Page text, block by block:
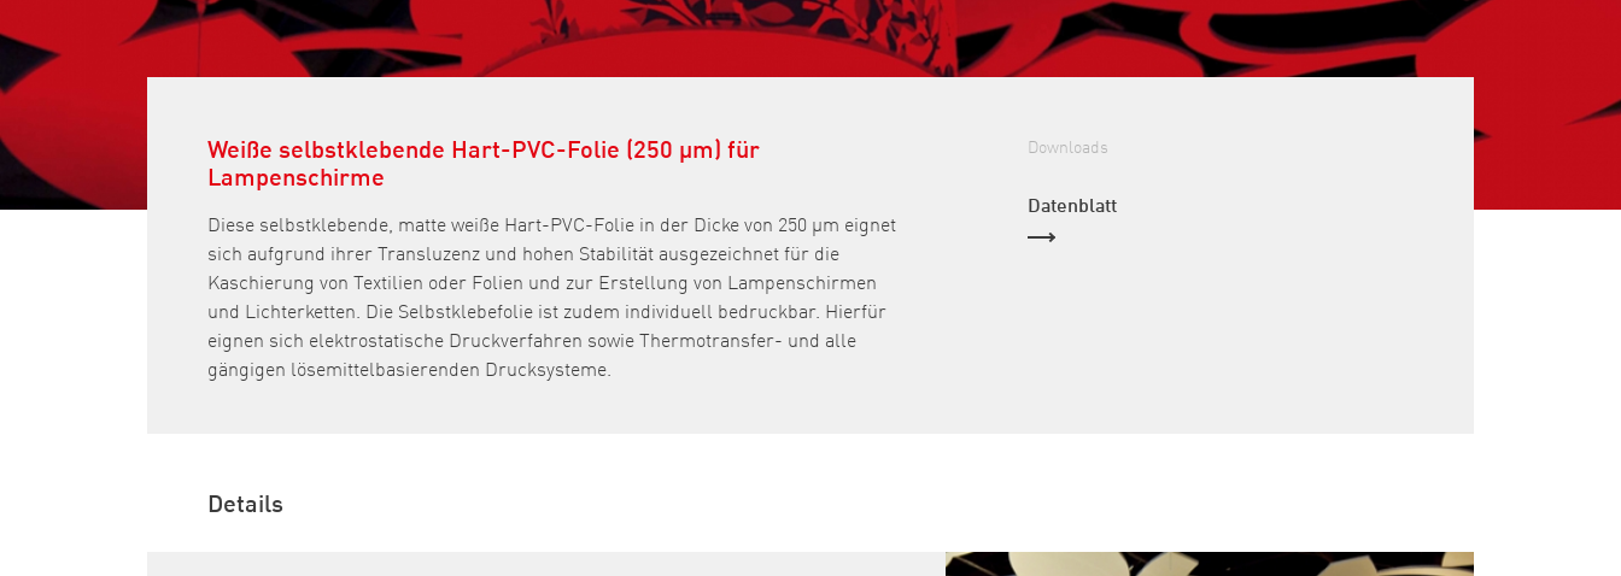
Weiße selbstklebende Hart-PVC-Folie (250 µm) für
Lampenschirme
Diese selbstklebende, matte weiße Hart-PVC-Folie in der Dicke von 250 µm eignet
sich aufgrund ihrer Transluzenz und hohen Stabilität ausgezeichnet für die
Kaschierung von Textilien oder Folien und zur Erstellung von Lampenschirmen
und Lichterketten. Die Selbstklebefolie ist zudem individuell bedruckbar. Hierfür
eignen sich elektrostatische Druckverfahren sowie Thermotransfer- und alle
gängigen lösemittelbasierenden Drucksysteme.
Downloads
Datenblatt
Details